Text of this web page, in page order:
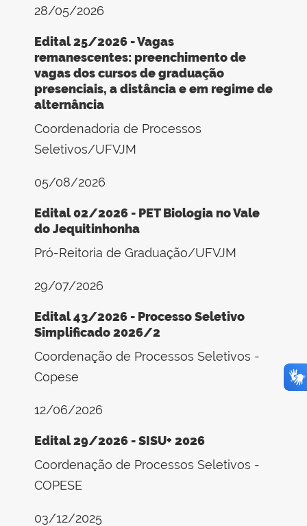
28/05/2026
Edital 25/2026 - Vagas
remanescentes: preenchimento de
vagas dos cursos de graduação
presenciais, a distância e em regime de
alternância
Coordenadoria de Processos
Seletivos/UFVJM
05/08/2026
Edital 02/2026 - PET Biologia no Vale
do Jequitinhonha
Pró-Reitoria de Graduação/UFVJM
29/07/2026
Edital 43/2026 - Processo Seletivo
Simplificado 2026/2
Coordenação de Processos Seletivos -
Copese
12/06/2026
Edital 29/2026 - SISU+ 2026
Coordenação de Processos Seletivos -
COPESE
03/12/2025